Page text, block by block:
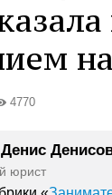
4770
юрист